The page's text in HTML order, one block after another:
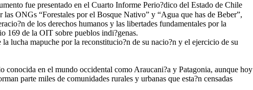
fue presentado en el Cuarto Informe Perio?dico del Estado de Chile
ONGs “Forestales por el Bosque Nativo” y “Agua que has de Beber”,
de los derechos humanos y las libertades fundamentales por la
169 de la OIT sobre pueblos indi?genas.
lucha mapuche por la reconstitucio?n de su nacio?n y el ejercicio de su
en el mundo occidental como Araucani?a y Patagonia, aunque hoy
parte miles de comunidades rurales y urbanas que esta?n censadas